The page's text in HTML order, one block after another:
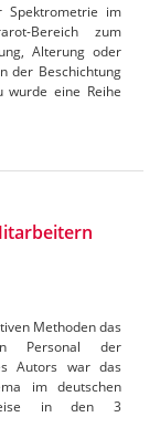
Spektrometrie im
Bereich zum
Alterung oder
der Beschichtung
wurde eine Reihe
Methoden das
Personal der
Autors war das
im deutschen
in den 3